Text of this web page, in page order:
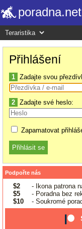
poradna.net
Přihlášení
1 Zadajte svou
2 Zadajte své heslo:
Zapamatovat
Podpořte nás
$2
- Ikona patrona
$5
- Poradna bez
$10
- Soukromé